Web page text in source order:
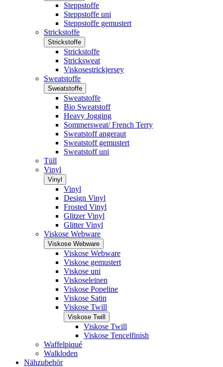
Steppstoffe
Steppstoffe uni
Steppstoffe gemustert
Strickstoffe
Strickstoffe
Strickstoffe
Stricksweat
Viskosestrickjersey
Sweatstoffe
Sweatstoffe
Sweatstoffe
Bio Sweatstoff
Heavy Jogging
Sommersweat/ French Terry
Sweatstoff angeraut
Sweatstoff gemustert
Sweatstoff uni
Tüll
Vinyl
Vinyl
Vinyl
Design Vinyl
Frosted Vinyl
Glitzer Vinyl
Glitter Vinyl
Viskose Webware
Viskose Webware
Viskose Webware
Viskose gemustert
Viskose uni
Viskoseleinen
Viskose Popeline
Viskose Satin
Viskose Twill
Viskose Twill
Viskose Twill
Viskose Tencelfinish
Waffelpiqué
Walkloden
Nähzubehör